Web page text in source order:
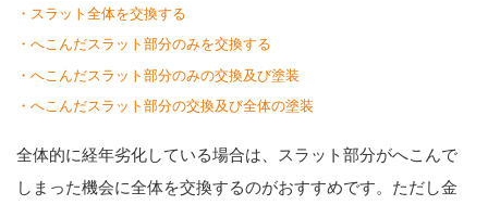
・スラット全体を交換する
・へこんだスラット部分のみを交換する
・へこんだスラット部分のみの交換及び塗装
・へこんだスラット部分の交換及び全体の塗装
全体的に経年劣化している場合は、スラット部分がへこんで
しまった機会に全体を交換するのがおすすめです。ただし金